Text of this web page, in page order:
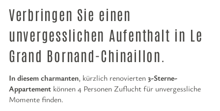
Verbringen Sie einen
unvergesslichen Aufenthalt in Le
Grand Bornand-Chinaillon.
In diesem charmanten, kürzlich renovierten3-Sterne-
Appartementkönnen 4 Personen Zuflucht für unvergessliche
Momente finden.